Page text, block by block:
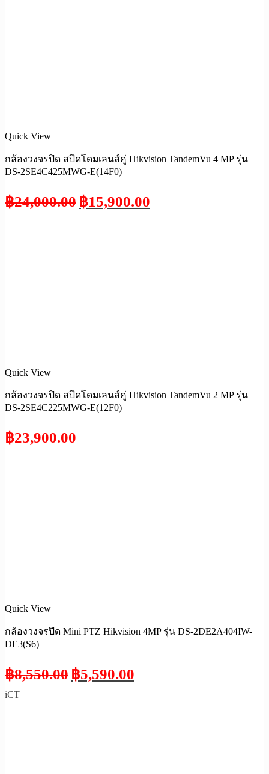
Quick View
กล้องวงจรปิด สปีดโดมเลนส์คู่ Hikvision TandemVu 4 MP รุ่น
DS-2SE4C425MWG-E(14F0)
฿24,000.00 ฿15,900.00
Quick View
กล้องวงจรปิด สปีดโดมเลนส์คู่ Hikvision TandemVu 2 MP รุ่น
DS-2SE4C225MWG-E(12F0)
฿23,900.00
Quick View
กล้องวงจรปิด Mini PTZ Hikvision 4MP รุ่น DS-2DE2A404IW-
DE3(S6)
฿8,550.00 ฿5,590.00
iCT